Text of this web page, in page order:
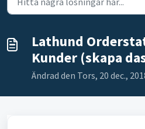
Lathund
Kunder (skapa
Ändrad den Tors, 20 dec.,